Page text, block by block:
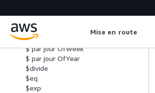
Mise en route
$DateTrunc
$ par jour OfMonth
$ par jour OfWeek
$ par jour OfYear
$divide
$eq
$exp